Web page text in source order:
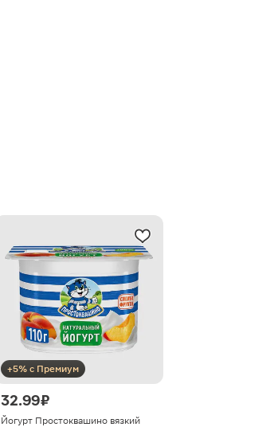
+5% с Премиум
32.99 ₽
Йогурт Простоквашино вязкий